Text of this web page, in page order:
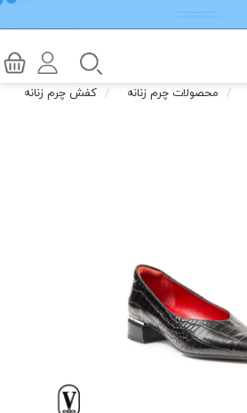
محصولات چرم زنانه
کفش چرم زنانه